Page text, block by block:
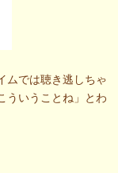
ムでは聴き逃しちゃ
ういうことね」とわ